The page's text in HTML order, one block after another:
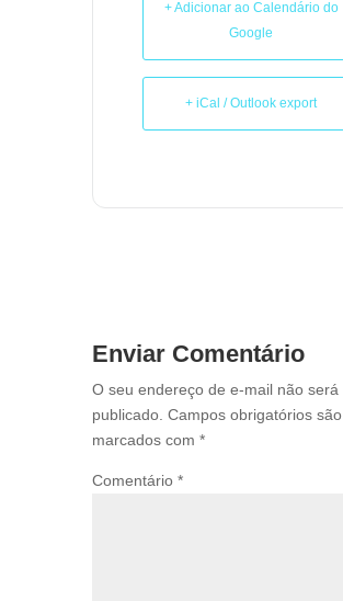
+ Adicionar ao Calendário do
Google
+ iCal / Outlook export
Enviar Comentário
O seu endereço de e-mail não será
publicado. Campos obrigatórios são
marcados com *
Comentário *